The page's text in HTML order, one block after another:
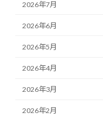
2026年7月
2026年6月
2026年5月
2026年4月
2026年3月
2026年2月